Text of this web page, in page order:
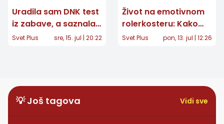
Uradila sam DNK test
iz zabave, a saznala
da mi je otac
Svet Plus sre, 15. jul | 20:22
Život na emotivnom
rolerkosteru: Kako
izgleda svakodnevna
Svet Plus pon, 13. jul | 12:26
💡 Još tagova Vidi sve